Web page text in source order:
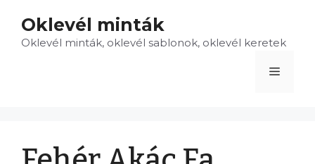
tartalomba
Oklevél minták
Oklevél minták, oklevél sablonok, oklevél keretek
Menü